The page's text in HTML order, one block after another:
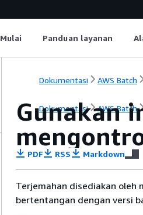
Mulai Panduan layanan
Dokumentasi AWS Batch
Dokumentasi AWS Batch
Gunakan
PDF RSS Markdown
Terjemahan disediakan oleh
bertentangan dengan versi